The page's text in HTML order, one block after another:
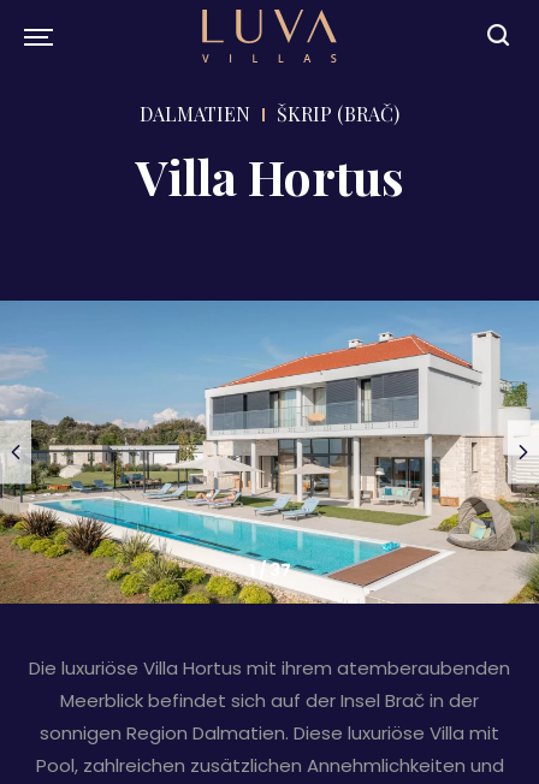
DALMATIEN ŠKRIP (BRAČ)
Villa Hortus
/37
Die luxuriöse Villa Hortus mit ihrem atemberaubenden
Meerblick befindet sich auf der Insel Brač in der
sonnigen Region Dalmatien. Diese luxuriöse Villa mit
Pool, zahlreichen zusätzlichen Annehmlichkeiten und